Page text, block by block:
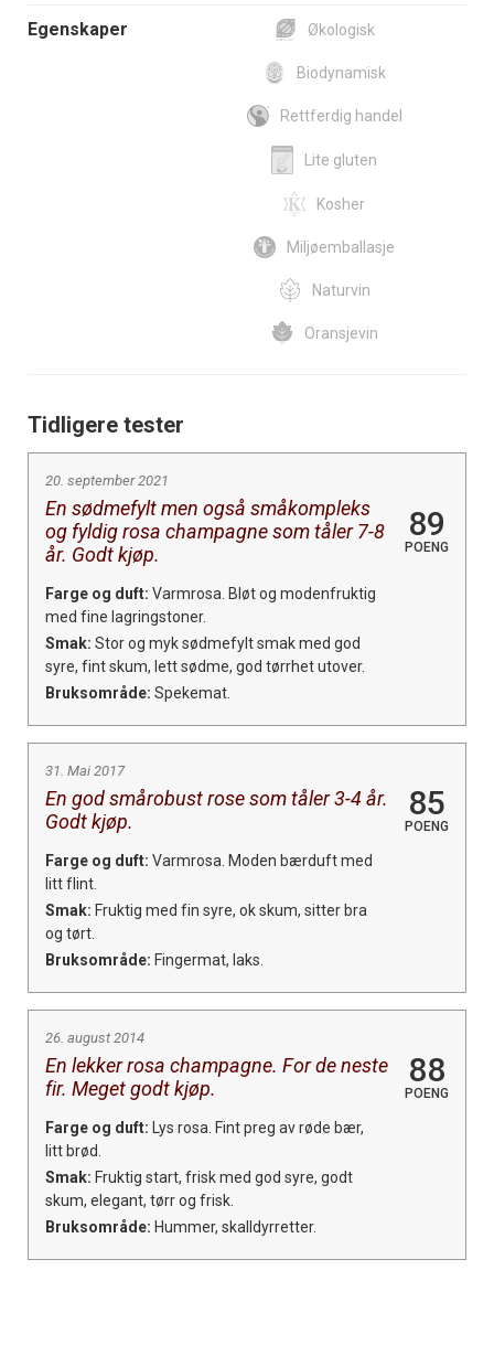
Egenskaper Økologisk
Biodynamisk
Rettferdig handel
Lite gluten
Kosher
Miljøemballasje
Naturvin
Oransjevin
Tidligere tester
20. september 2021
En sødmefylt men også småkompleks
og fyldig rosa champagne som tåler 7-8
år. Godt kjøp.
89
POENG
Farge og duft: Varmrosa. Bløt og modenfruktig
med fine lagringstoner.
Smak: Stor og myk sødmefylt smak med god
syre, fint skum, lett sødme, god tørrhet utover.
Bruksområde: Spekemat.
31. Mai 2017
En god smårobust rose som tåler 3-4 år.
Godt kjøp.
85
POENG
Farge og duft: Varmrosa. Moden bærduft med
litt flint.
Smak: Fruktig med fin syre, ok skum, sitter bra
og tørt.
Bruksområde: Fingermat, laks.
26. august 2014
En lekker rosa champagne. For de neste
fir. Meget godt kjøp.
88
POENG
Farge og duft: Lys rosa. Fint preg av røde bær,
litt brød.
Smak: Fruktig start, frisk med god syre, godt
skum, elegant, tørr og frisk.
Bruksområde: Hummer, skalldyrretter.